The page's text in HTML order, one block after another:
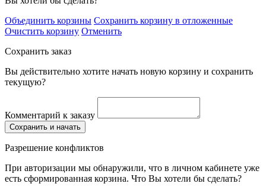
Объединить корзины Сохранить корзину в отложенные
Очистить корзину Отменить
Сохранить заказ
Вы действительно хотите начать новую корзину и сохранить
текущую?
Комментарий к заказу
Сохранить и начать
Разрешение конфликтов
При авторизации мы обнаружили, что в личном кабинете уже
есть сформированная корзина. Что Вы хотели бы сделать?